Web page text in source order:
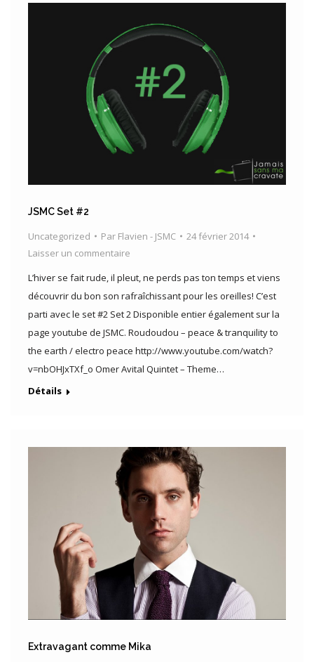
JSMC Set #2
Uncategorized Par Flavien - JSMC
24 février 2014
Laisser un commentaire
L’hiver se fait rude, il pleut, ne perds pas ton temps et viens
découvrir du bon son rafraîchissant pour les oreilles! C’est
parti avec le set #2 Set 2 Disponible entier également sur la
page youtube de JSMC. Roudoudou – peace & tranquility to
the earth / electro peace http://www.youtube.com/watch?
v=nbOHJxTXf_o Omer Avital Quintet – Theme…
Détails
Extravagant comme Mika